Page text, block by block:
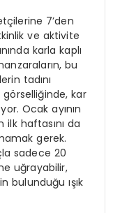
7’den
ve aktivite
karla kaplı
bu
tadını
görselliğinde, kar
Ocak ayının
ilk haftasını da
gerek.
sadece 20
uğrayabilir,
bulunduğu ışık